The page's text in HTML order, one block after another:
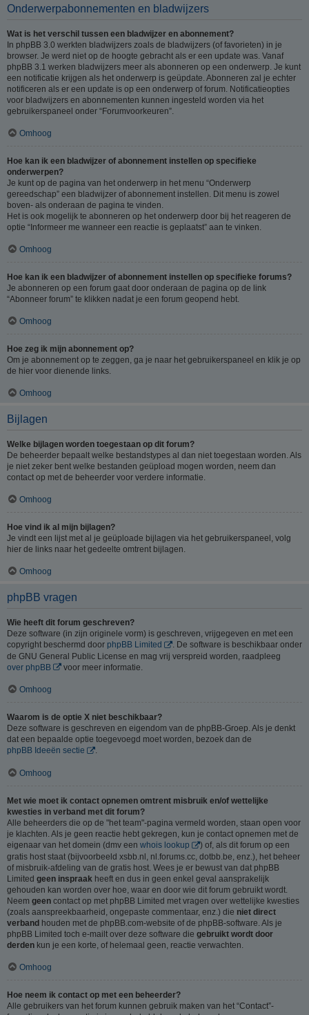
Onderwerpabonnementen en bladwijzers
Wat is het verschil tussen een bladwijzer en abonnement?
In phpBB 3.0 werkten bladwijzers zoals de bladwijzers (of favorieten) in je
browser. Je werd niet op de hoogte gebracht als er een update was. Vanaf
phpBB 3.1 werken bladwijzers meer als abonneren op een onderwerp. Je kunt
een notificatie krijgen als het onderwerp is geüpdate. Abonneren zal je echter
notificeren als er een update is op een onderwerp of forum. Notificatieopties
voor bladwijzers en abonnementen kunnen ingesteld worden via het
gebruikerspaneel onder “Forumvoorkeuren”.
Omhoog
Hoe kan ik een bladwijzer of abonnement instellen op specifieke
onderwerpen?
Je kunt op de pagina van het onderwerp in het menu “Onderwerp
gereedschap” een bladwijzer of abonnement instellen. Dit menu is zowel
boven- als onderaan de pagina te vinden.
Het is ook mogelijk te abonneren op het onderwerp door bij het reageren de
optie “Informeer me wanneer een reactie is geplaatst” aan te vinken.
Omhoog
Hoe kan ik een bladwijzer of abonnement instellen op specifieke forums?
Je abonneren op een forum gaat door onderaan de pagina op de link
“Abonneer forum” te klikken nadat je een forum geopend hebt.
Omhoog
Hoe zeg ik mijn abonnement op?
Om je abonnement op te zeggen, ga je naar het gebruikerspaneel en klik je op
de hier voor dienende links.
Omhoog
Bijlagen
Welke bijlagen worden toegestaan op dit forum?
De beheerder bepaalt welke bestandstypes al dan niet toegestaan worden. Als
je niet zeker bent welke bestanden geüpload mogen worden, neem dan
contact op met de beheerder voor verdere informatie.
Omhoog
Hoe vind ik al mijn bijlagen?
Je vindt een lijst met al je geüploade bijlagen via het gebruikerspaneel, volg
hier de links naar het gedeelte omtrent bijlagen.
Omhoog
phpBB vragen
Wie heeft dit forum geschreven?
Deze software (in zijn originele vorm) is geschreven, vrijgegeven en met een
copyright beschermd door phpBB Limited
. De software is beschikbaar onder
de GNU General Public License en mag vrij verspreid worden, raadpleeg
over phpBB
voor meer informatie.
Omhoog
Waarom is de optie X niet beschikbaar?
Deze software is geschreven en eigendom van de phpBB-Groep. Als je denkt
dat een bepaalde optie toegevoegd moet worden, bezoek dan de
phpBB Ideeën sectie
.
Omhoog
Met wie moet ik contact opnemen omtrent misbruik en/of wettelijke
kwesties in verband met dit forum?
Alle beheerders die op de "het team"-pagina vermeld worden, staan open voor
je klachten. Als je geen reactie hebt gekregen, kun je contact opnemen met de
eigenaar van het domein (dmv een whois lookup
) of, als dit forum op een
gratis host staat (bijvoorbeeld xsbb.nl, nl.forums.cc, dotbb.be, enz.), het beheer
of misbruik-afdeling van de gratis host. Wees je er bewust van dat phpBB
Limited geen inspraak heeft en dus in geen enkel geval aansprakelijk
gehouden kan worden over hoe, waar en door wie dit forum gebruikt wordt.
Neem geen contact op met phpBB Limited met vragen over wettelijke kwesties
(zoals aanspreekbaarheid, ongepaste commentaar, enz.) die niet direct
verband houden met de phpBB.com-website of de phpBB-software. Als je
phpBB Limited toch e-mailt over deze software die gebruikt wordt door
derden kun je een korte, of helemaal geen, reactie verwachten.
Omhoog
Hoe neem ik contact op met een beheerder?
Alle gebruikers van het forum kunnen gebruik maken van het “Contact”-